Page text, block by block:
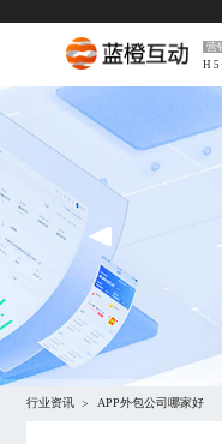
营
行业资讯 > APP外包公司哪家好